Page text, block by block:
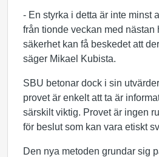
- En styrka i detta är inte minst
från tionde veckan med nästan
säkerhet kan få beskedet att
säger Mikael Kubista.
SBU betonar dock i sin
provet är enkelt att ta är
särskilt viktig. Provet är ingen
för beslut som kan vara etiskt
Den nya metoden grundar sig